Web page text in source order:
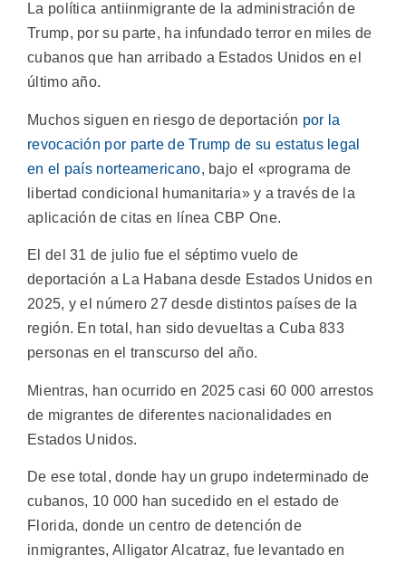
La política antiinmigrante de la administración de
Trump, por su parte, ha infundado terror en miles de
cubanos que han arribado a Estados Unidos en el
último año.
Muchos siguen en riesgo de deportación por la
revocación por parte de Trump de su estatus legal
en el país norteamericano, bajo el «programa de
libertad condicional humanitaria» y a través de la
aplicación de citas en línea CBP One.
El del 31 de julio fue el séptimo vuelo de
deportación a La Habana desde Estados Unidos en
2025, y el número 27 desde distintos países de la
región. En total, han sido devueltas a Cuba 833
personas en el transcurso del año.
Mientras, han ocurrido en 2025 casi 60 000 arrestos
de migrantes de diferentes nacionalidades en
Estados Unidos.
De ese total, donde hay un grupo indeterminado de
cubanos, 10 000 han sucedido en el estado de
Florida, donde un centro de detención de
inmigrantes, Alligator Alcatraz, fue levantado en